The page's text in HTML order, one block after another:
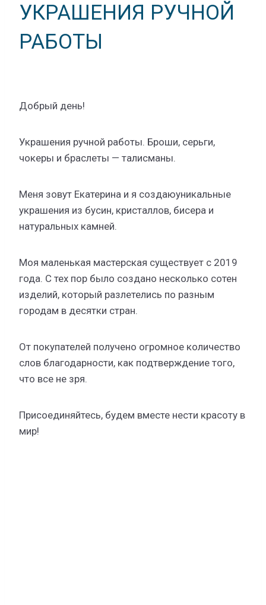
УКРАШЕНИЯ РУЧНОЙ
РАБОТЫ
Добрый день!
Украшения ручной работы. Броши, серьги,
чокеры и браслеты — талисманы.
Меня зовут Екатерина и я создаюуникальные
украшения из бусин, кристаллов, бисера и
натуральных камней.
Моя маленькая мастерская существует с 2019
года. С тех пор было создано несколько сотен
изделий, который разлетелись по разным
городам в десятки стран.
От покупателей получено огромное количество
слов благодарности, как подтверждение того,
что все не зря.
Присоединяйтесь, будем вместе нести красоту в
мир!